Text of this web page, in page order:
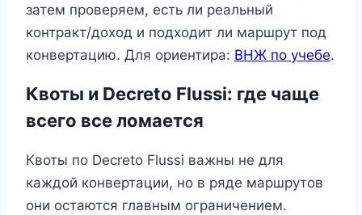
затем проверяем, есть ли реальный
контракт/доход и подходит ли маршрут под
конвертацию. Для ориентира: ВНЖ по учебе.
Квоты и Decreto Flussi: где чаще
всего все ломается
Квоты по Decreto Flussi важны не для
каждой конвертации, но в ряде маршрутов
они остаются главным ограничением.